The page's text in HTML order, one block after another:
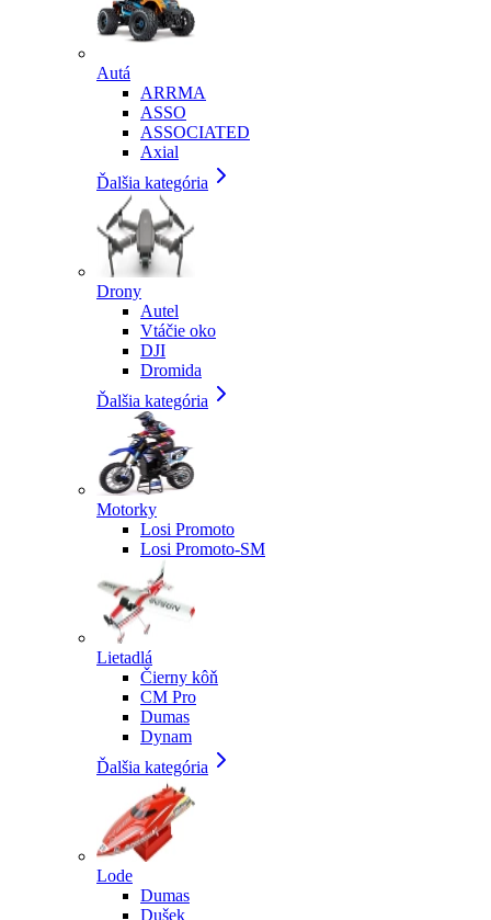
Autá
ARRMA
ASSO
ASSOCIATED
Axial
Ďalšia kategória
Drony
Autel
Vtáčie oko
DJI
Dromida
Ďalšia kategória
Motorky
Losi Promoto
Losi Promoto-SM
Lietadlá
Čierny kôň
CM Pro
Dumas
Dynam
Ďalšia kategória
Lode
Dumas
Dušek